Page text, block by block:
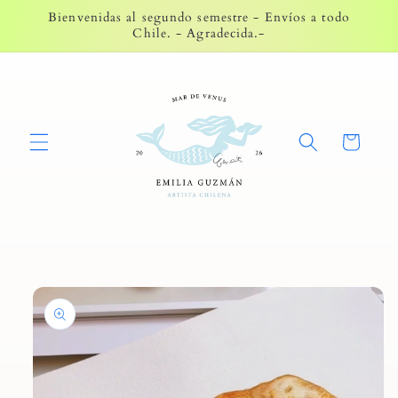
directamente
Bienvenidas al segundo semestre - Envíos a todo
Chile. - Agradecida.-
Carrito
directamente
información